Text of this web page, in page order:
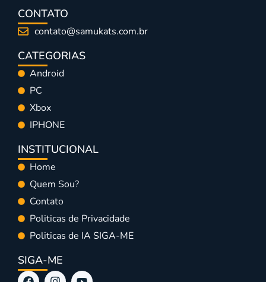
CONTATO
contato@samukats.com.br
CATEGORIAS
Android
PC
Xbox
IPHONE
INSTITUCIONAL
Home
Quem Sou?
Contato
Politicas de Privacidade
Politicas de IA SIGA-ME
SIGA-ME